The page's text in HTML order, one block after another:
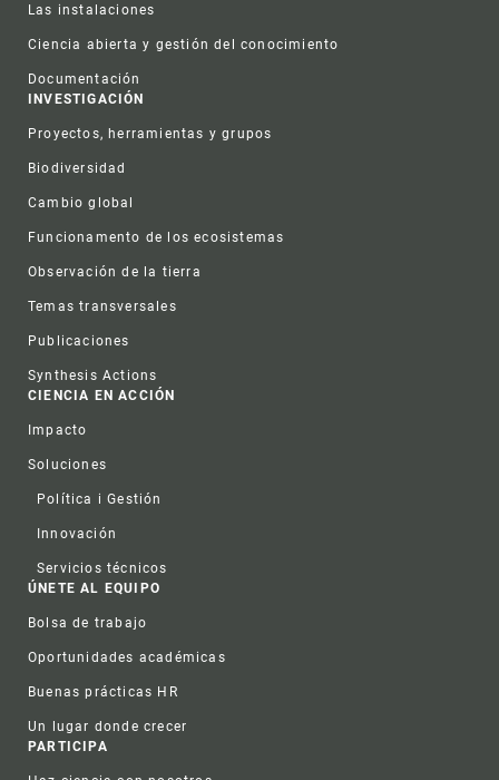
Las instalaciones
Ciencia abierta y gestión del conocimiento
Documentación
INVESTIGACIÓN
Proyectos, herramientas y grupos
Biodiversidad
Cambio global
Funcionamento de los ecosistemas
Observación de la tierra
Temas transversales
Publicaciones
Synthesis Actions
CIENCIA EN ACCIÓN
Impacto
Soluciones
Política i Gestión
Innovación
Servicios técnicos
ÚNETE AL EQUIPO
Bolsa de trabajo
Oportunidades académicas
Buenas prácticas HR
Un lugar donde crecer
PARTICIPA